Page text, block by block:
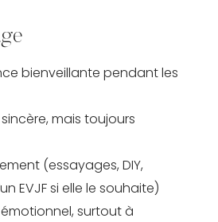
bienveillante pendant les
mais toujours
(essayages, DIY,
EVJF si elle le souhaite)
surtout à